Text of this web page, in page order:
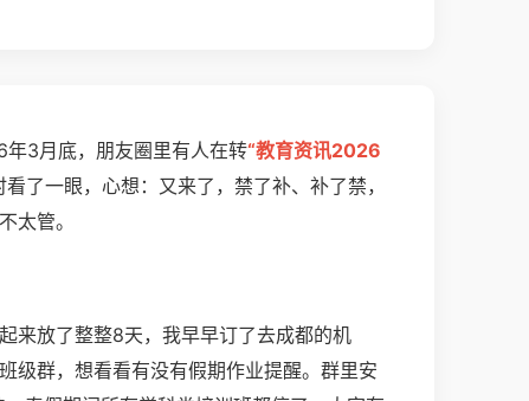
3月底，朋友圈里有人在转“教育资讯2026
看了一眼，心想：又来了，禁了补、补了禁，
太管。
来放了整整8天，我早早订了去成都的机
级群，想看看有没有假期作业提醒。群里安